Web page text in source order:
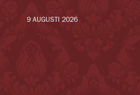
9 AUGUSTI 2026